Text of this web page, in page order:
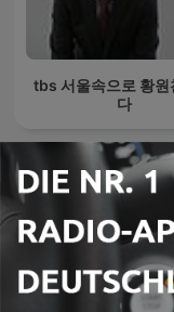
tbs 서울속으로 황원
다